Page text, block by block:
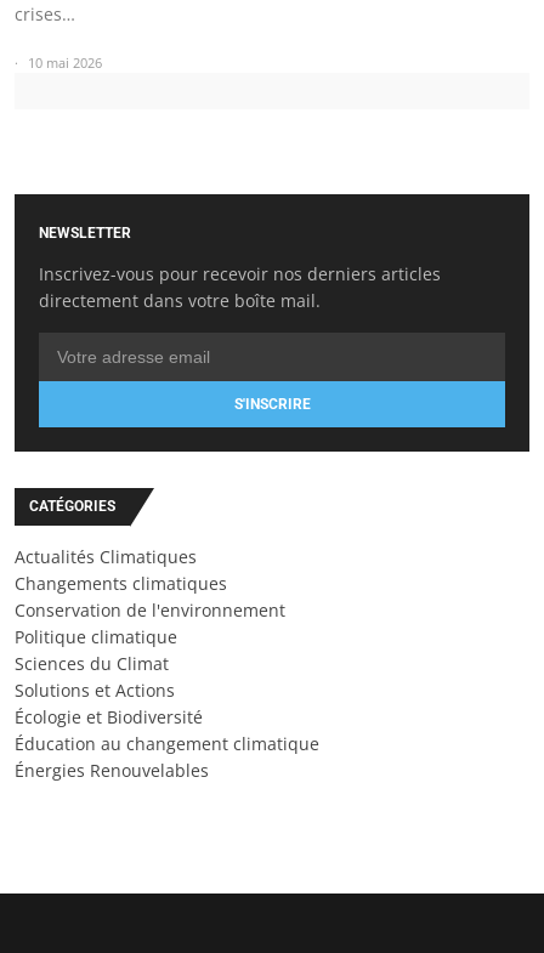
crises…
10 mai 2026
NEWSLETTER
Inscrivez-vous pour recevoir nos derniers articles
directement dans votre boîte mail.
S'INSCRIRE
CATÉGORIES
Actualités Climatiques
Changements climatiques
Conservation de l'environnement
Politique climatique
Sciences du Climat
Solutions et Actions
Écologie et Biodiversité
Éducation au changement climatique
Énergies Renouvelables